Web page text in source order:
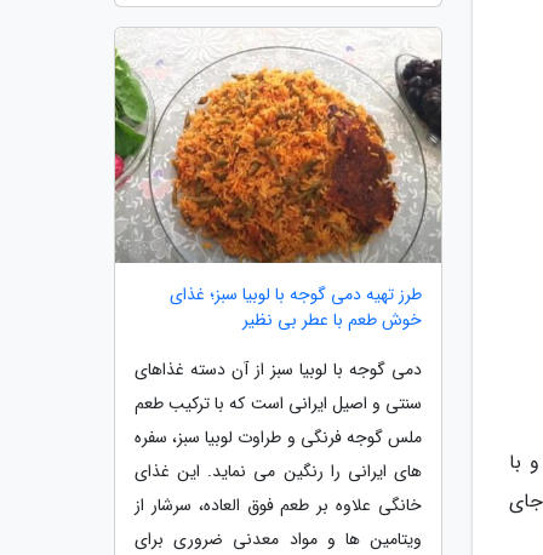
با
طرز تهیه دمی گوجه با لوبیا سبز؛ غذای
خوش طعم با عطر بی نظیر
دمی گوجه با لوبیا سبز از آن دسته غذاهای
سنتی و اصیل ایرانی است که با ترکیب طعم
ملس گوجه فرنگی و طراوت لوبیا سبز، سفره
های ایرانی را رنگین می نماید. این غذای
خانگی علاوه بر طعم فوق العاده، سرشار از
ویتامین ها و مواد معدنی ضروری برای